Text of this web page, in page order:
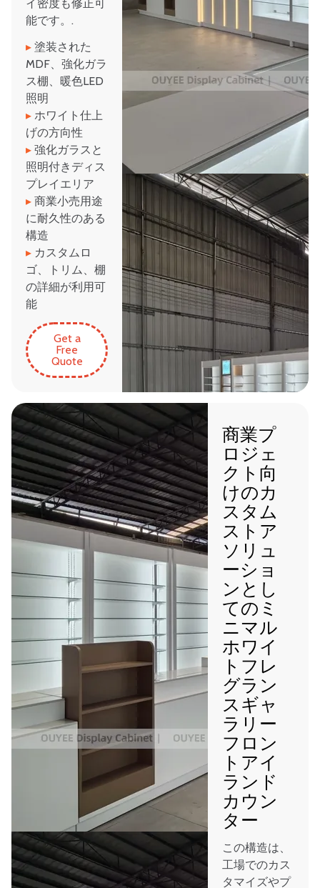
イ密度も修正可
能です。.
▸ 塗装された
MDF、強化ガラ
ス棚、暖色LED
照明
▸ ホワイト仕上
げの方向性
▸ 強化ガラスと
照明付きディス
プレイエリア
▸ 商業小売用途
に耐久性のある
構造
▸ カスタムロ
ゴ、トリム、棚
の詳細が利用可
能
Get a
Free
Quote
商業プ
ロジェ
クト向
けのカ
スタム
ストア
ソリュ
ーショ
ンとし
てのミ
ニマル
ホワイ
トフレ
グラン
スギャ
ラリー
フロン
トアイ
ランド
カウン
ター
この構造は、
工場でのカス
タマイズやプ